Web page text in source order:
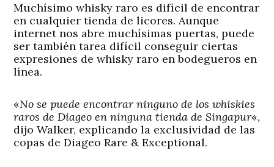
Muchísimo whisky raro es difícil de encontrar
en cualquier tienda de licores. Aunque
internet nos abre muchísimas puertas, puede
ser también tarea difícil conseguir ciertas
expresiones de whisky raro en bodegueros en
línea.
«No se puede encontrar ninguno de los whiskies
raros de Diageo en ninguna tienda de Singapur«,
dijo Walker, explicando la exclusividad de las
copas de Diageo Rare & Exceptional.